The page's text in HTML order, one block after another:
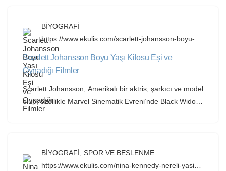
Jolie, Brad Pitt kızı olarak sıkça aranan bir isimdir. Shiloh
Jolie’nin Boyu ve Yaşı Kaçtır? Shiloh Jolie, […]
BİYOGRAFİ
https://www.ekulis.com/scarlett-johansson-boyu-
yasi-kilosu-esi-ve-oynadigi-filmler.html
Scarlett Johansson Boyu Yaşı Kilosu Eşi ve
Oynadığı Filmler
Scarlett Johansson, Amerikalı bir aktris, şarkıcı ve model
olup, özellikle Marvel Sinematik Evreni’nde Black Widow
rolüyle tanınan, Oscar adayı olmuş bir Hollywood
geniş bir yelpaze yer almaktadır. Scarlett Johansson’ın
Boyu Kaçtır? Scarlett Johansson’ın boyu 1.60 metredir
BİYOGRAFİ SPOR VE BESLENME
https://www.ekulis.com/nina-kennedy-nereli-yasi-